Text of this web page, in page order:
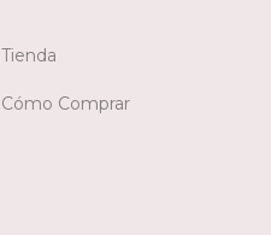
Tienda
Cómo Comprar